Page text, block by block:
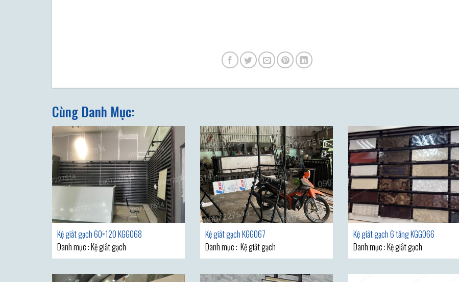
Cùng Danh Mục:
Kệ giắt gạch 60×120 KGG068
Danh mục : Kệ giắt gạch
Kệ giắt gạch KGG067
Danh mục : Kệ giắt gạch
Kệ giắt gạch 6 tầng KGG066
Danh mục : Kệ giắt gạch